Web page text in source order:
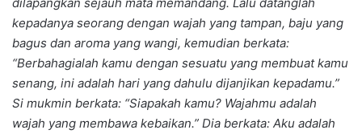
kepadanya seorang dengan wajah yang tampan, baju yang
bagus dan aroma yang wangi, kemudian berkata:
“Berbahagialah kamu dengan sesuatu yang membuat kamu
senang, ini adalah hari yang dahulu dijanjikan kepadamu.”
Si mukmin berkata: “Siapakah kamu? Wajahmu adalah
wajah yang membawa kebaikan.” Dia berkata: Aku adalah